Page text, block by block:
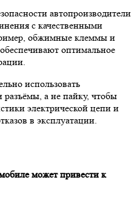
автопроизводители
с качественными
обжимные клеммы и
оптимальное
использовать
а не пайку, чтобы
электрической цепи и
в эксплуатации.
может привести к